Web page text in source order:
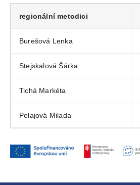
regionální metodici
Burešová Lenka
Stejskalová Šárka
Tichá Markéta
Pelajová Milada